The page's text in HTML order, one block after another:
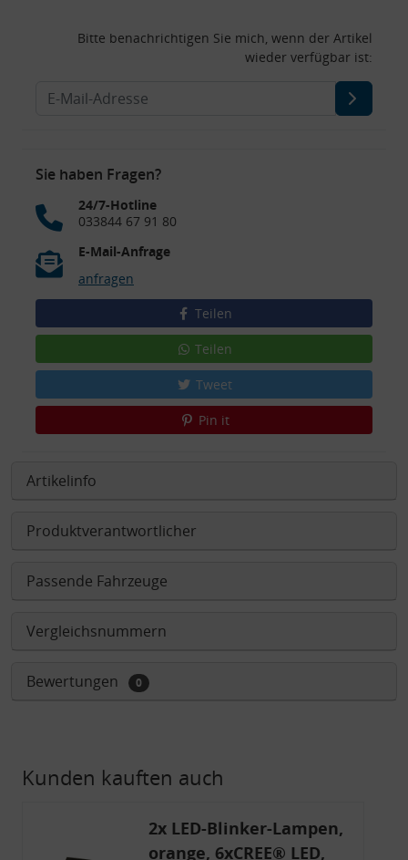
Bitte benachrichtigen Sie mich, wenn der Artikel
wieder verfügbar ist:
Sie haben Fragen?
24/7-Hotline
033844 67 91 80
E-Mail-Anfrage
anfragen
Teilen
Teilen
Tweet
Pin it
Artikelinfo
Produktverantwortlicher
Passende Fahrzeuge
Vergleichsnummern
Bewertungen 0
Kunden kauften auch
2x LED-Blinker-Lampen,
orange, 6xCREE® LED,